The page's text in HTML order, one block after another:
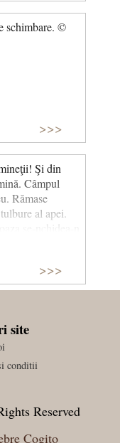
schimbare. ©
>>>
Şi din
Câmpul
Rămase
al apei.
se-nchidea-n
a se-
o rândunică.
Frunzetti)
>>>
site
conditii
Reserved
Cogito